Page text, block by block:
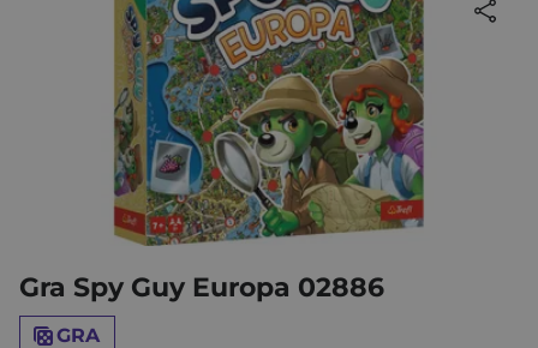
Gra Spy Guy Europa 02886
GRA